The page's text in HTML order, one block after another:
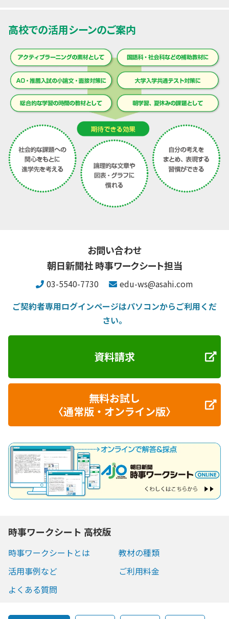
高校での活用シーンのご案内
お問い合わせ
朝日新聞社 時事ワークシート担当
03-5540-7730
edu-ws@asahi.com
ご契約者専用ログインページはパソコンからご利用くだ
さい。
資料請求
無料お試し
〈通常版・オンライン版〉
時事ワークシート 高校版
時事ワークシートとは
教材の種類
活用事例など
ご利用料金
よくある質問